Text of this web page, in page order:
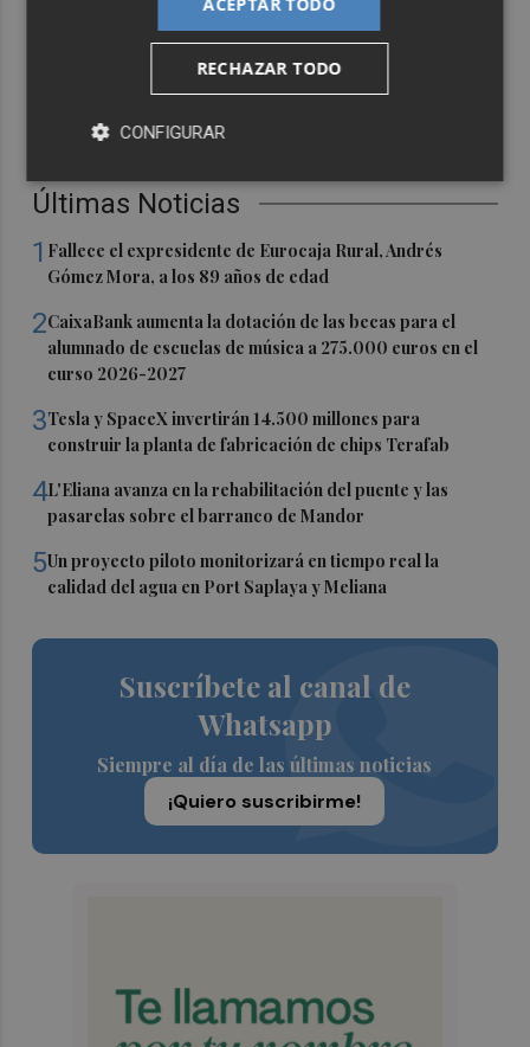
Últimas Noticias
1 Fallece el expresidente de Eurocaja Rural, Andrés
Gómez Mora, a los 89 años de edad
2CaixaBank aumenta la dotación de las becas para el
alumnado de escuelas de música a 275.000 euros en el
curso 2026-2027
3Tesla y SpaceX invertirán 14.500 millones para
construir la planta de fabricación de chips Terafab
4L'Eliana avanza en la rehabilitación del puente y las
pasarelas sobre el barranco de Mandor
5Un proyecto piloto monitorizará en tiempo real la
calidad del agua en Port Saplaya y Meliana
Suscríbete al canal de
Whatsapp
Siempre al día de las últimas noticias
¡Quiero suscribirme!
RECHAZAR TODO
CONFIGURAR